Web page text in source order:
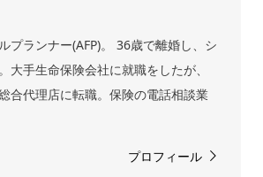
プランナー(AFP)。 36歳で離婚し、シ
大手生命保険会社に就職をしたが、
合代理店に転職。保険の電話相談業
プロフィール